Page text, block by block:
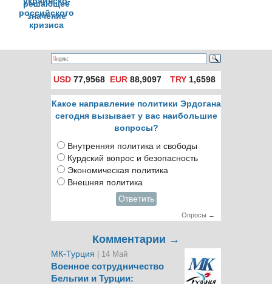
российского
кризиса
путём имеет
решающее
значение
USD 77,9568 EUR 88,9097 TRY1,6598
Какое направление политики Эрдогана
сегодня вызывает у вас наибольшие
вопросы?
Внутренняя политика и свободы
Курдский вопрос и безопасность
Экономическая политика
Внешняя политика
Ответить
Опросы →
Комментарии →
МК-Турция | 14 Май
Военное сотрудничество
Бельгии и Турции: